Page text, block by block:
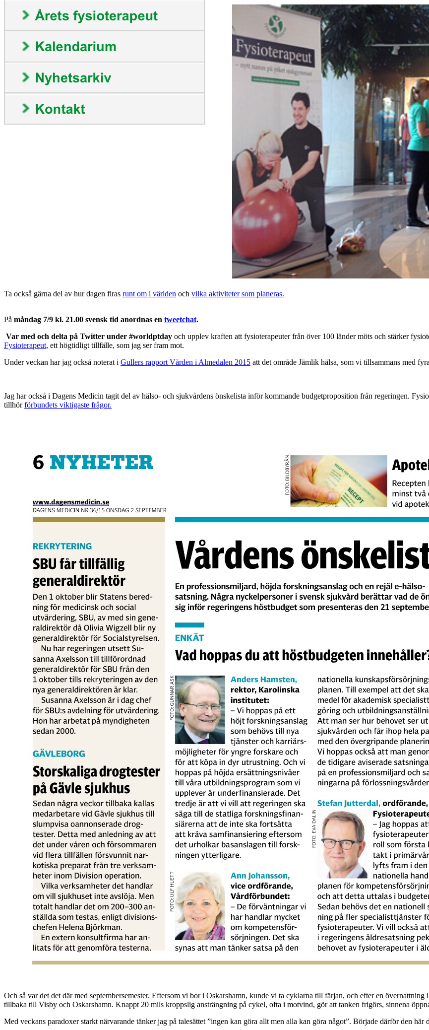
Ta också gärna del av hur dagen firas runt om i världen och vilka aktiviteter som planeras.
På måndag 7/9 kl. 21.00 svensk tid anordnas en tweetchat.
Var med och delta på Twitter under #worldptday och upplev kraften att fysioterapeuter från över 100 länder möts och stärker
Fysioterapeut, ett högtidligt tillfälle, som jag ser fram mot.
Under veckan har jag också noterat i Gullers rapport Vården i Almedalen 2015 att det område Jämlik hälsa, som vi tillsammans med
Jag har också i Dagens Medicin tagit del av hälso- och sjukvårdens önskelista inför kommande budgetproposition från regeringen.
tillhörförbundets viktigaste frågor.
Och så var det det där med septembersemester. Eftersom vi bor i Oskarshamn, kunde vi ta cyklarna till färjan, och efter en
tillbaka till Visby och Oskarshamn. Knappt 20 mils kroppslig ansträngning på cykel, ofta i motvind, gör att tanken frigörs, sinnena
Med veckans paradoxer starkt närvarande tänker jag på talesättet ”ingen kan göra allt men alla kan göra något”. Började därför den